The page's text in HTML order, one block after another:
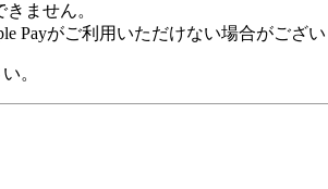
ません。
Payがご利用いただけない場合がござい
。